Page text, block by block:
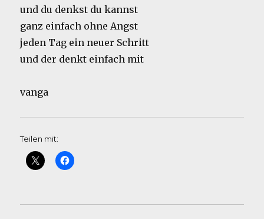
und du denkst du kannst
ganz einfach ohne Angst
jeden Tag ein neuer Schritt
und der denkt einfach mit
vanga
Teilen mit: